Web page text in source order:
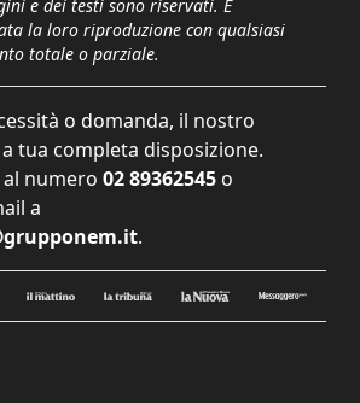
e dei testi sono riservati. È
la loro riproduzione con qualsiasi
totale o parziale.
o domanda, il nostro
tua completa disposizione.
numero 02 89362545 o
a
.